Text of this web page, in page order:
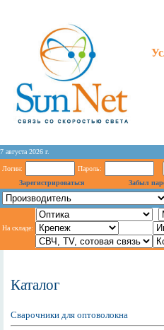
7 августа 2026 г.
Логин:
Пароль:
Зарегистрироваться
Забыл
На складе:
Каталог
Сварочники для оптоволокна